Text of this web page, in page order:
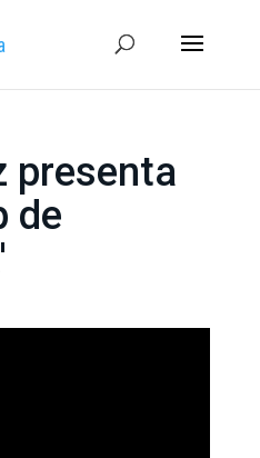
presenta
de